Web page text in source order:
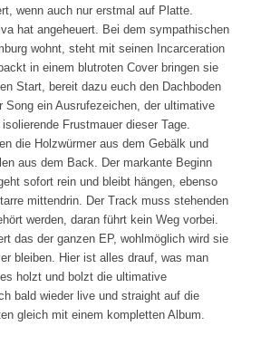
wenn auch nur erstmal auf Platte.
hat angeheuert. Bei dem sympathischen
wohnt, steht mit seinen Incarceration
in einem blutroten Cover bringen sie
Start, bereit dazu euch den Dachboden
Song ein Ausrufezeichen, der ultimative
Frustmauer dieser Tage.
die Holzwürmer aus dem Gebälk und
aus dem Back. Der markante Beginn
sofort rein und bleibt hängen, ebenso
mittendrin. Der Track muss stehenden
werden, daran führt kein Weg vorbei.
das der ganzen EP, wohlmöglich wird sie
bleiben. Hier ist alles drauf, was man
holzt und bolzt die ultimative
bald wieder live und straight auf die
gleich mit einem kompletten Album.